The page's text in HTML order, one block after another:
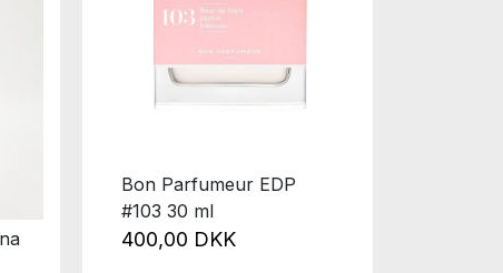
Bon Parfumeur EDP
#103 30 ml
400,00 DKK